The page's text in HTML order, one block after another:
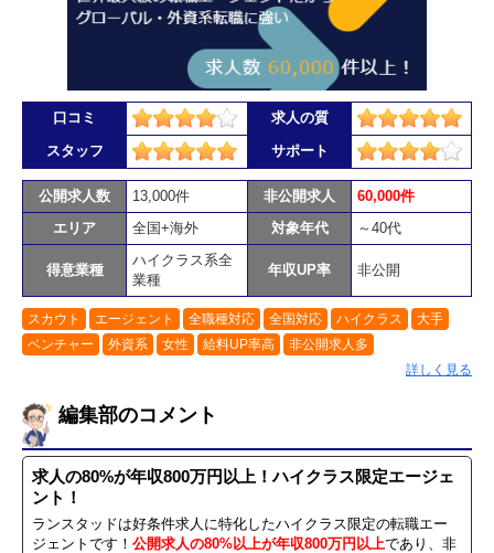
口コミ
求人の質
スタッフ
サポート
公開求人数 13,000件 非公開求人
60,000件
エリア
全国+海外 対象年代 ～40代
得意業種
ハイクラス系全
業種
年収UP率 非公開
スカウト エージェント 全職種対応 全国対応 ハイクラス
大手
ベンチャー
外資系 女性 給料UP率高
非公開求人多
詳しく見る
編集部のコメント
求人の80%が年収800万円以上！ハイクラス限定エージェ
ント！
ランスタッドは好条件求人に特化したハイクラス限定の転職エー
ジェントです！公開求人の80%以上が年収800万円以上であり、非